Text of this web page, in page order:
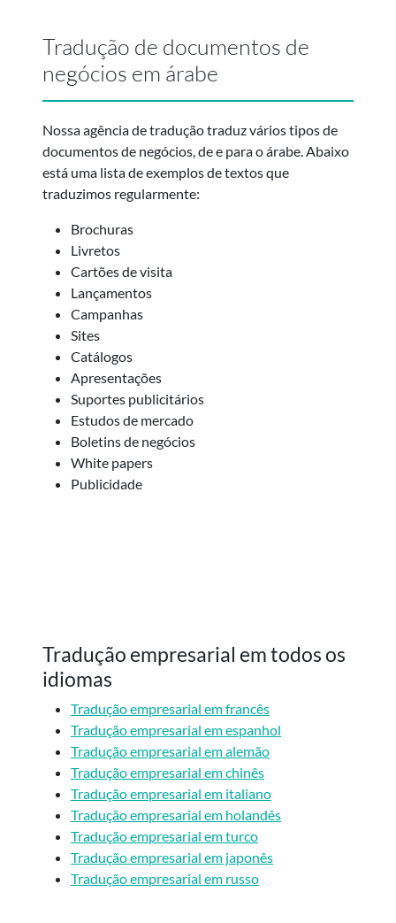
Tradução de documentos de
negócios em árabe
Nossa agência de tradução traduz vários tipos de
documentos de negócios, de e para o árabe. Abaixo
está uma lista de exemplos de textos que
traduzimos regularmente:
Brochuras
Livretos
Cartões de visita
Lançamentos
Campanhas
Sites
Catálogos
Apresentações
Suportes publicitários
Estudos de mercado
Boletins de negócios
White papers
Publicidade
Tradução empresarial em todos os
idiomas
Tradução empresarial em francês
Tradução empresarial em espanhol
Tradução empresarial em alemão
Tradução empresarial em chinês
Tradução empresarial em italiano
Tradução empresarial em holandês
Tradução empresarial em turco
Tradução empresarial em japonês
Tradução empresarial em russo